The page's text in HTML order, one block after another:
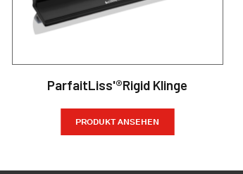
ParfaitLiss'®Rigid Klinge
PRODUKT ANSEHEN